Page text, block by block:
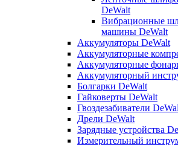
DeWalt
Вибрационные
машины DeWalt
Аккумуляторы DeWalt
Аккумуляторные
Аккумуляторные
Аккумуляторный
Болгарки DeWalt
Гайковерты DeWalt
Гвоздезабиватели
Дрели DeWalt
Зарядные устройства
Измерительный